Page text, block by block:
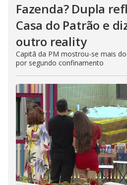
Fazenda? Dupla
Casa do Patrão e
outro reality
Capitã da PM mostrou-se mais
por segundo confinamento